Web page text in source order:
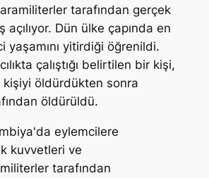
tarafından gerçek
açılıyor. Dün ülke çapında en
yaşamını yitirdiği öğrenildi.
çalıştığı belirtilen bir kişi,
öldürdükten sonra
öldürüldü.
eylemcilere
kuvvetleri ve
tarafından